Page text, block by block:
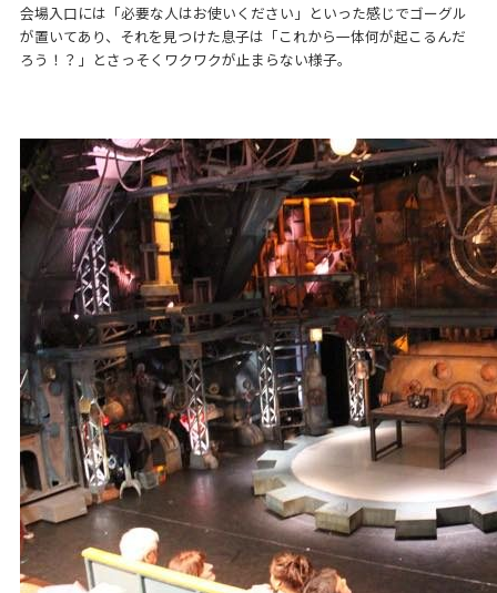
会場入口には「必要な人はお使いください」といった感じでゴーグル
が置いてあり、それを見つけた息子は「これから一体何が起こるんだ
ろう！？」とさっそくワクワクが止まらない様子。